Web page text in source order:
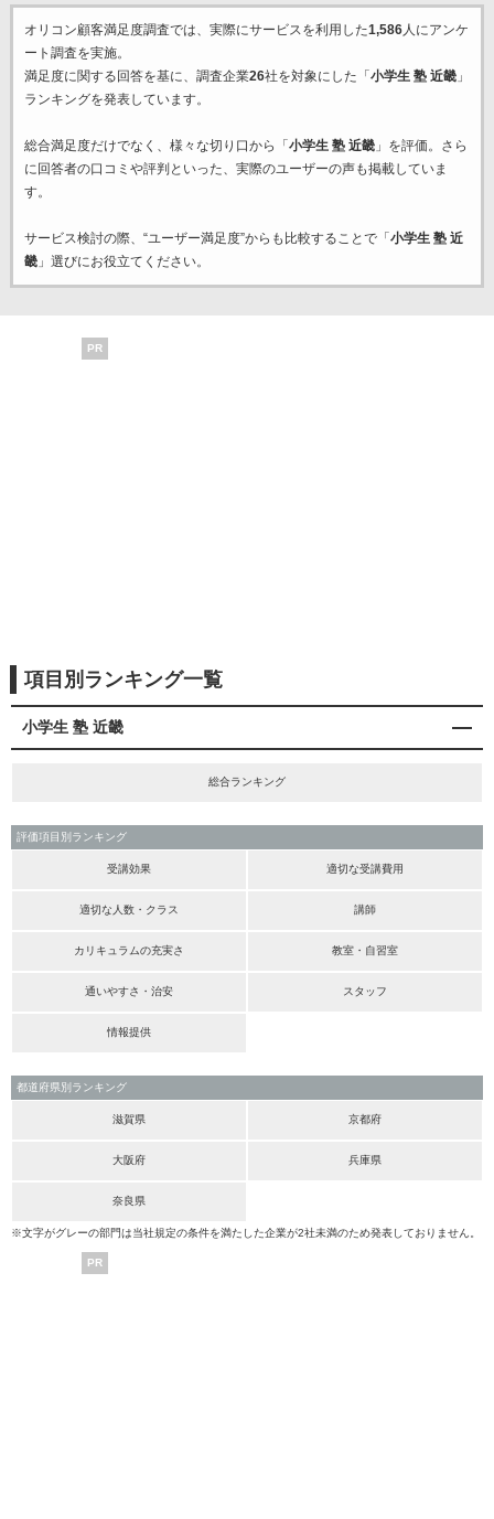
オリコン顧客満足度調査では、実際にサービスを利用した1,586人にアンケ
ート調査を実施。
満足度に関する回答を基に、調査企業26社を対象にした「 小学生 塾 近畿」
ランキングを発表しています。
総合満足度だけでなく、様々な切り口から「 小学生 塾 近畿」を評価。さら
に回答者の口コミや評判といった、実際のユーザーの声も掲載していま
す。
サービス検討の際、“ユーザー満足度”からも比較することで「 小学生 塾 近
畿」選びにお役立てください。
PR
項目別ランキング一覧
小学生 塾 近畿
総合ランキング
評価項目別ランキング
受講効果 適切な受講費用
適切な人数・クラス 講師
カリキュラムの充実さ 教室・自習室
通いやすさ・治安 スタッフ
情報提供
都道府県別ランキング
滋賀県 京都府
大阪府 兵庫県
奈良県
※文字がグレーの部門は当社規定の条件を満たした企業が2社未満のため発表しておりません。
PR